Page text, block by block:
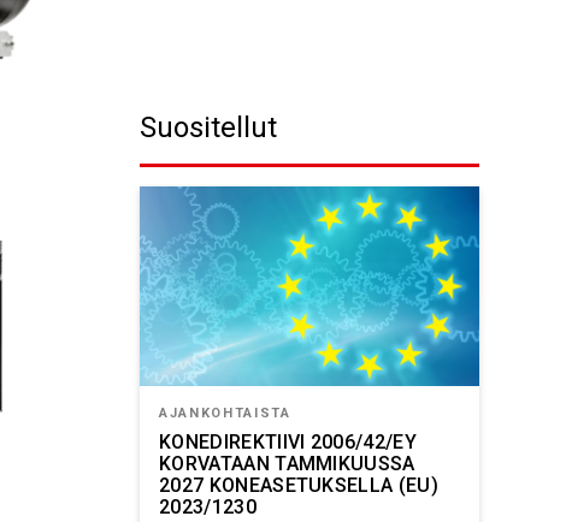
Suositellut
AJANKOHTAISTA
KONEDIREKTIIVI 2006/42/EY
KORVATAAN TAMMIKUUSSA
2027 KONEASETUKSELLA (EU)
2023/1230